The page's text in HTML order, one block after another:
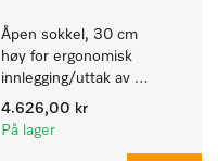
Åpen sokkel, 30 cm
høy for ergonomisk
innlegging/uttak av
tekstiler fra vaskemaskin
og tørketrommel.
4.626,00 kr
På lager